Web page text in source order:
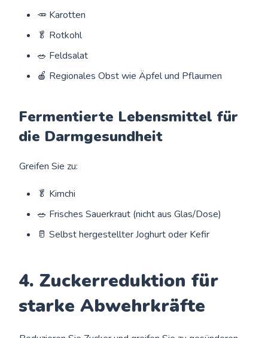
🥕 Karotten
🥬 Rotkohl
🥗 Feldsalat
🍎 Regionales Obst wie Äpfel und Pflaumen
Fermentierte Lebensmittel für
die Darmgesundheit
Greifen Sie zu:
🥬 Kimchi
🥗 Frisches Sauerkraut (nicht aus Glas/Dose)
🥛 Selbst hergestellter Joghurt oder Kefir
4. Zuckerreduktion für
starke Abwehrkräfte